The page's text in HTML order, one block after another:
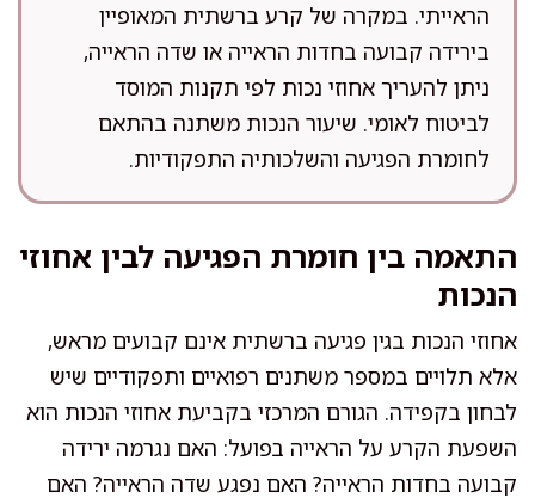
הראייתי. במקרה של קרע ברשתית המאופיין
בירידה קבועה בחדות הראייה או שדה הראייה,
ניתן להעריך אחוזי נכות לפי תקנות המוסד
לביטוח לאומי. שיעור הנכות משתנה בהתאם
לחומרת הפגיעה והשלכותיה התפקודיות.
התאמה בין חומרת הפגיעה לבין אחוזי
הנכות
אחוזי הנכות בגין פגיעה ברשתית אינם קבועים מראש,
אלא תלויים במספר משתנים רפואיים ותפקודיים שיש
לבחון בקפידה. הגורם המרכזי בקביעת אחוזי הנכות הוא
השפעת הקרע על הראייה בפועל: האם נגרמה ירידה
קבועה בחדות הראייה? האם נפגע שדה הראייה? האם